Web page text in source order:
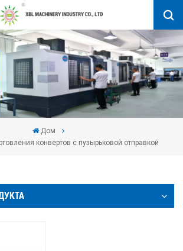
Дом
конвертов с пузырьковой отправкой